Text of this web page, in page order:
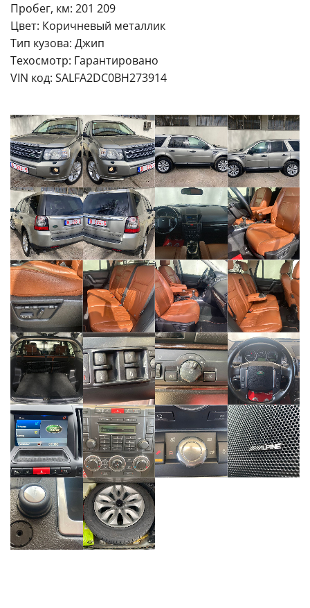
Пробег, км: 201 209
Цвет: Коричневый металлик
Тип кузова: Джип
Техосмотр: Гарантировано
VIN код: SALFA2DC0BH273914